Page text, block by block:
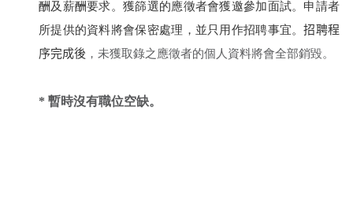
酬及薪酬要求。獲篩選的應徵者會獲邀參加面試。申請者
所提供的資料將會保密處理，並只用作招聘事宜。招聘程
序完成後 ，未獲取錄之應徵者的個人資料將會全部銷毀。
* 暫時沒有職位空缺。